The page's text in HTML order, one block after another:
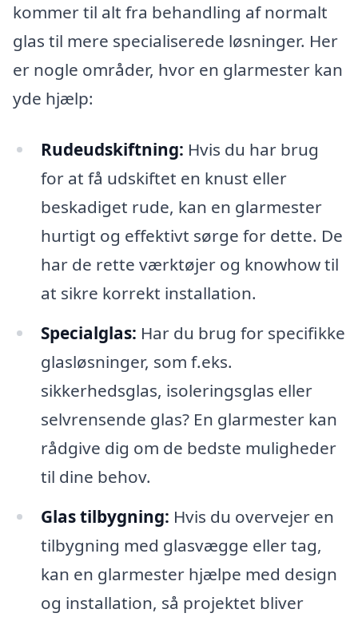
kommer til alt fra behandling af normalt
glas til mere specialiserede løsninger. Her
er nogle områder, hvor en glarmester kan
yde hjælp:
Rudeudskiftning: Hvis du har brug
for at få udskiftet en knust eller
beskadiget rude, kan en glarmester
hurtigt og effektivt sørge for dette. De
har de rette værktøjer og knowhow til
at sikre korrekt installation.
Specialglas: Har du brug for specifikke
glasløsninger, som f.eks.
sikkerhedsglas, isoleringsglas eller
selvrensende glas? En glarmester kan
rådgive dig om de bedste muligheder
til dine behov.
Glas tilbygning: Hvis du overvejer en
tilbygning med glasvægge eller tag,
kan en glarmester hjælpe med design
og installation, så projektet bliver